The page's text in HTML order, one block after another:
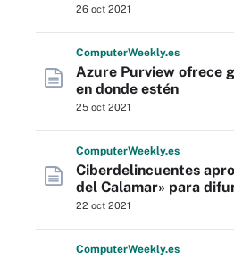
26 oct 2021
ComputerWeekly.es
Azure Purview ofrece
en donde estén
25 oct 2021
ComputerWeekly.es
Ciberdelincuentes
del Calamar» para
22 oct 2021
ComputerWeekly.es